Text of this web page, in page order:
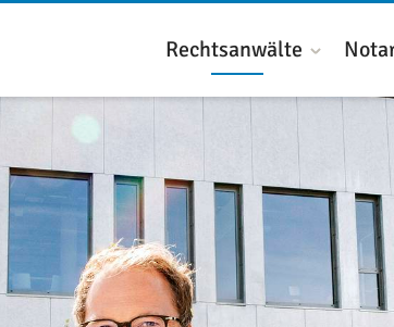
Rechtsanwälte